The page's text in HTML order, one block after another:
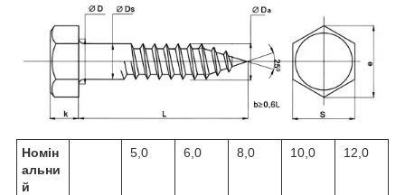
Номін
альни
й
5,0 6,0 8,0 10,0 12,0